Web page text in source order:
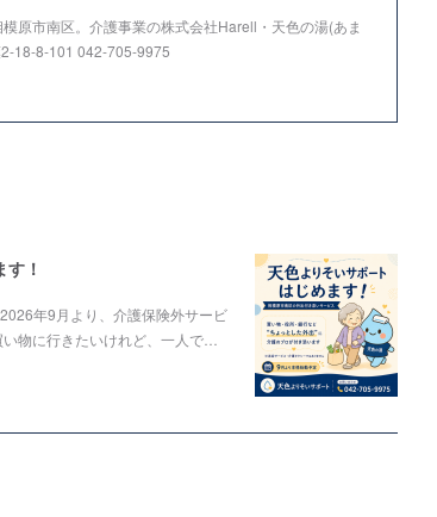
原市南区。介護事業の株式会社Harell・天色の湯(あま
18-8-101 042-705-9975
！
年9月より、介護保険外サービ
物に行きたいけれど、一人で…